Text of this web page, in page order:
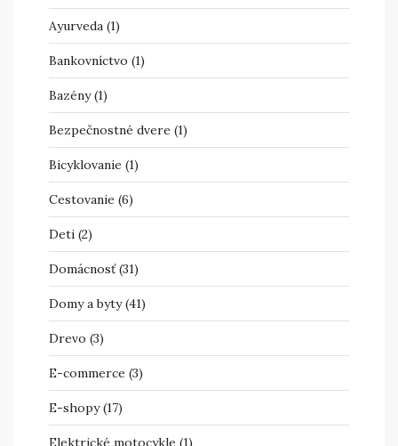
Ayurveda (1)
Bankovníctvo (1)
Bazény(1)
Bezpečnostné dvere (1)
Bicyklovanie (1)
Cestovanie (6)
Deti (2)
Domácnosť(31)
Domy a byty(41)
Drevo (3)
E-commerce (3)
E-shopy(17)
Elektrické motocykle (1)